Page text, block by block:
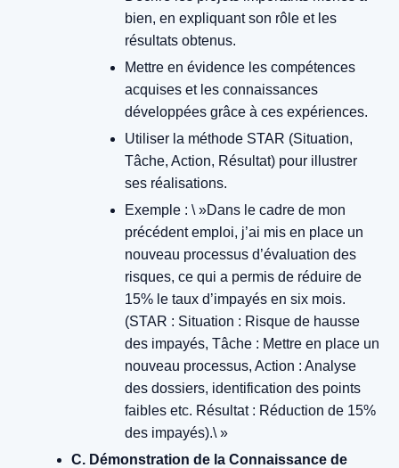
bien, en expliquant son rôle et les
résultats obtenus.
Mettre en évidence les compétences
acquises et les connaissances
développées grâce à ces expériences.
Utiliser la méthode STAR (Situation,
Tâche, Action, Résultat) pour illustrer
ses réalisations.
Exemple : \ »Dans le cadre de mon
précédent emploi, j’ai mis en place un
nouveau processus d’évaluation des
risques, ce qui a permis de réduire de
15% le taux d’impayés en six mois.
(STAR : Situation : Risque de hausse
des impayés, Tâche : Mettre en place un
nouveau processus, Action : Analyse
des dossiers, identification des points
faibles etc. Résultat : Réduction de 15%
des impayés).\ »
C. Démonstration de la Connaissance de